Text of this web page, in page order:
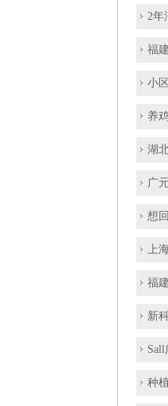
2年
福
小
养
湖
广
想
上
福
新
种